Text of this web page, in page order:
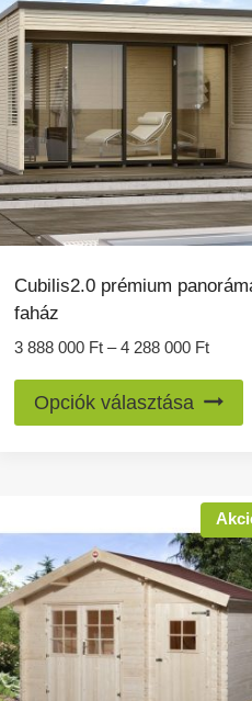
Cubilis2.0 prémium
faház
3 888 000 Ft – 4 288 000 Ft
888
000 Ft
000 Ft
Opciók választása
a